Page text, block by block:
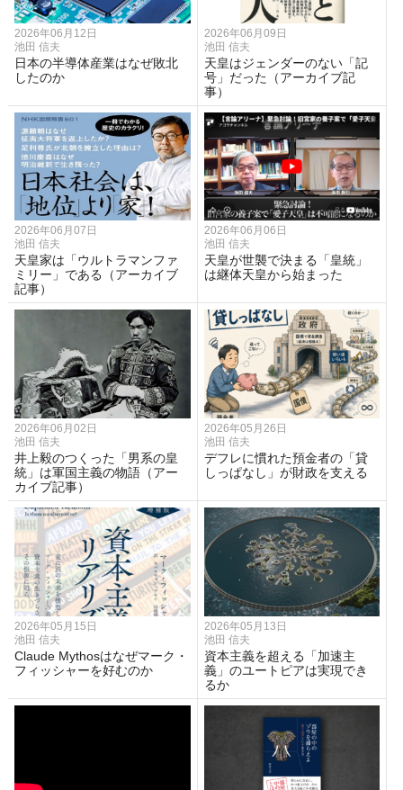
2026年06月12日
池田 信夫
日本の半導体産業はなぜ敗北
したのか
2026年06月09日
池田 信夫
天皇はジェンダーのない「記
号」だった（アーカイブ記
事）
2026年06月07日
池田 信夫
天皇家は「ウルトラマンファ
ミリー」である（アーカイブ
記事）
2026年06月06日
池田 信夫
天皇が世襲で決まる「皇統」
は継体天皇から始まった
2026年06月02日
池田 信夫
井上毅のつくった「男系の皇
統」は軍国主義の物語（アー
カイブ記事）
2026年05月26日
池田 信夫
デフレに慣れた預金者の「貸
しっぱなし」が財政を支える
2026年05月15日
池田 信夫
Claude Mythosはなぜマーク・
フィッシャーを好むのか
2026年05月13日
池田 信夫
資本主義を超える「加速主
義」のユートピアは実現でき
るか